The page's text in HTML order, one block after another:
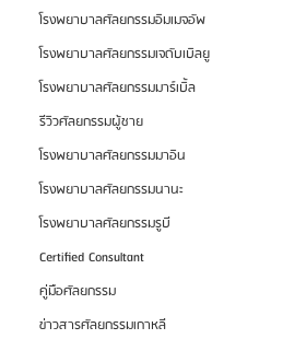
โรงพยาบาลศัลยกรรมอิมเมจอัพ
โรงพยาบาลศัลยกรรมเจดับเบิลยู
โรงพยาบาลศัลยกรรมมาร์เบิ้ล
รีวิวศัลยกรรมผู้ชาย
โรงพยาบาลศัลยกรรมมาอิน
โรงพยาบาลศัลยกรรมนานะ
โรงพยาบาลศัลยกรรมรูบี
Certified Consultant
คู่มือศัลยกรรม
ข่าวสารศัลยกรรมเกาหลี